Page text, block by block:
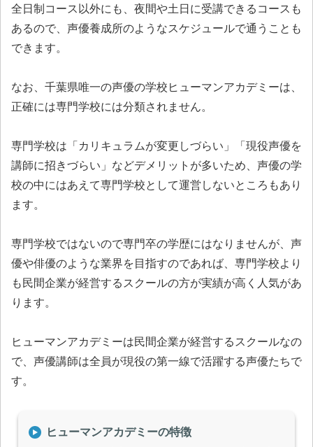
全日制コース以外にも、夜間や土日に受講できるコースも
あるので、声優養成所のようなスケジュールで通うことも
できます。
なお、千葉県唯一の声優の学校ヒューマンアカデミーは、
正確には専門学校には分類されません。
専門学校は「カリキュラムが変更しづらい」「現役声優を
講師に招きづらい」などデメリットが多いため、声優の学
校の中にはあえて専門学校として運営しないところもあり
ます。
専門学校ではないので専門卒の学歴にはなりませんが、声
優や俳優のような業界を目指すのであれば、専門学校より
も民間企業が経営するスクールの方が実績が高く人気があ
ります。
ヒューマンアカデミーは民間企業が経営するスクールなの
で、声優講師は全員が現役の第一線で活躍する声優たちで
す。
ヒューマンアカデミーの特徴